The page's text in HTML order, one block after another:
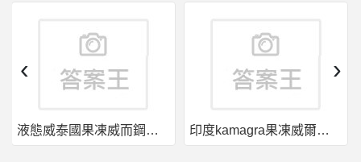
任天堂Switch- 卡比探索的問題 卡比探索的問題
BaseballXXXX- 陳冠宇 陳冠宇
線
上購物-40k內 按摩椅挑選 輝葉/tokuyo/Fuji 40k內 按摩椅挑選 輝葉/tokuyo/Fuji
液態威泰國果凍威而鋼哪裡買 印度kamagra果凍威爾剛用於治療男性勃起功能障礙
‹ ›